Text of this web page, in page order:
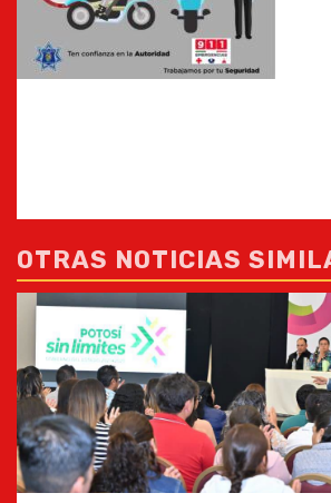
OTRAS NOTICIAS